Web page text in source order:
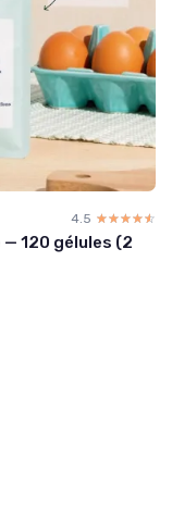
4.5 ☆☆☆☆☆
★★★★★
120 gélules (2